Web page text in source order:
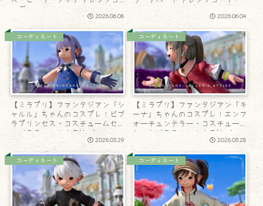
ーデ
2026.06.08 2026.06.04
コーディネート
【ミラプリ】ファンタジアン「シ
ャルル」ちゃんのコスプレ！ビブ
ラプリンセス・コスチュームセッ
ト（ララフェル女子Ver.）
2026.05.29
コーディネート
【ミラプリ】ファンタジアン「キ
ーナ」ちゃんのコスプレ！エンフ
ォーチュンテラー・コスチューム
セット（ララフェル女子Ver.）
2026.05.28
コーディネート コーディネート